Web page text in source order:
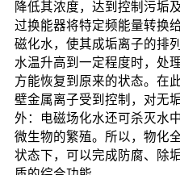
降低其浓度，达到控制污垢
过换能器将特定频能量转换
磁化水，使其成垢离子的排
水温升高到一定程度时，处
方能恢复到原来的状态。在
壁金属离子受到控制，对无
外：电磁场化水还可杀灭水
微生物的繁殖。所以，物化
状态下，可以完成防腐、除